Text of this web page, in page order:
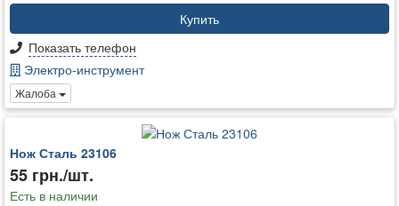
Купить
Показать телефон
Электро-инструмент
Жалоба
Нож Сталь 23106
55 грн./шт.
Есть в наличии